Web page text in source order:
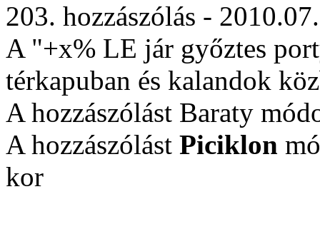
203. hozzászólás -
A "+x% LE jár győztes
térkapuban és kalandok
A hozzászólást Baraty
A hozzászólást Piciklon
kor